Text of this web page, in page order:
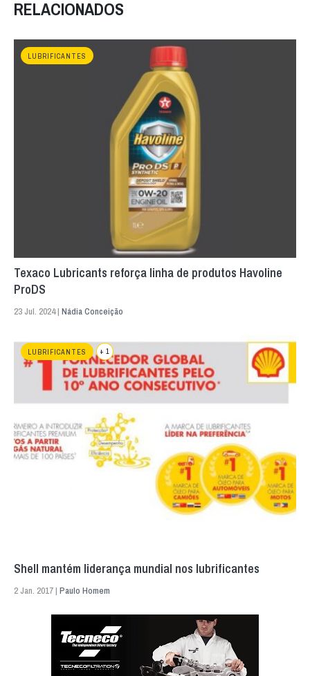
RELACIONADOS
LUBRIFICANTES
Texaco Lubricants reforça linha de produtos Havoline
ProDS
23 Jul. 2024 | Nádia Conceição
LUBRIFICANTES + 1
Shell mantém liderança mundial nos lubrificantes
2 Jan. 2017 | Paulo Homem